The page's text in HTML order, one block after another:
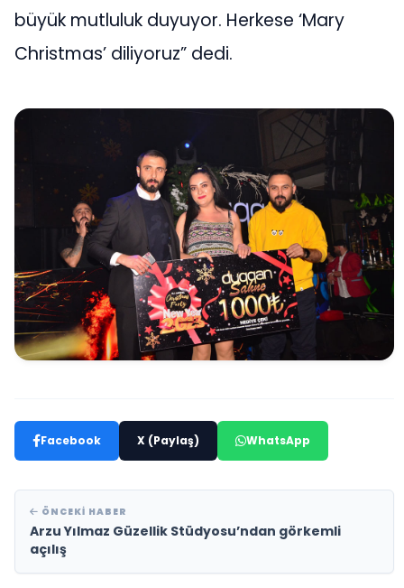
büyük mutluluk duyuyor. Herkese ‘Mary
Christmas’ diliyoruz” dedi.
Facebook X (Paylaş) WhatsApp
ÖNCEKI HABER
Arzu Yılmaz Güzellik Stüdyosu’ndan görkemli
açılış